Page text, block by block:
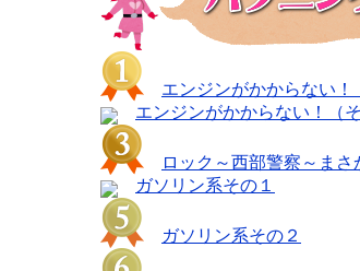
エンジンがかからない！
エンジンがかからない！（そ
ロック～西部警察～まさ
ガソリン系その１
ガソリン系その２